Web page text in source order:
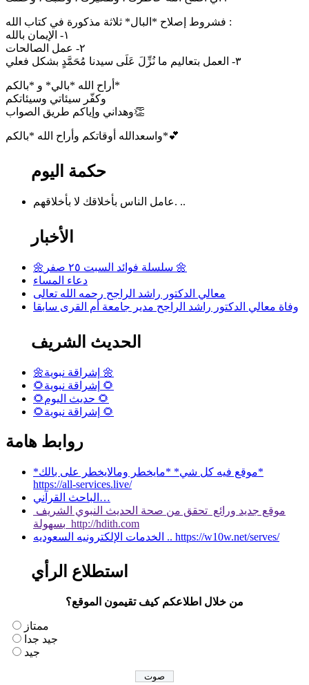
فشروط إصلاح *البال* ثلاثة مذكورة في كتاب الله :
١- الإيمان بالله
٢- عمل الصالحات
٣- العمل بتعاليم ما نُزِّلَ عَلَى سيدنا مُحَمَّدٍ بشكل فعلي
أراح الله *بالي* و *بالكم*
وكفّر سيئاتي وسيئاتكم
وهداني وإياكم طريق الصواب👏
واسعدالله أوقاتكم وأراح الله *بالکم*💕
حكمة اليوم
عامل الناس بأخلاقك لا بأخلاقهم. ..
الأخبار
🌼سلسلة فوائد السبت ٢٥ صفر 🌼
دعاء المساء
معالي الدكتور راشد الراجح رحمه الله تعالى
وفاة معالي الدكتور راشد الراجح مدير جامعة أم القرى سابقا
الحديث الشريف
🌼إشراقة نبوية 🌼
🌻إشراقة نبوية 🌻
🌻حديث اليوم 🌻
🌻إشراقة نبوية 🌻
روابط هامة
*موقع فيه كل شي* *مايخطر ومالايخطر على بالك*
https://all-services.live/
الباحث القرآني…
موقع جديد ورائع تحقق من صحة الحديث النبوي الشريف
بسهولة http://hdith.com
الخدمات الإلكترونيه السعوديه .. https://w10w.net/serves/
استطلاع الرأي
من خلال اطلاعكم كيف تقيمون الموقع؟
ممتاز
جيد جدا
جيد